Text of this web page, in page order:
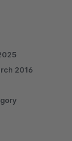
/ deaktivieren
Beschreibung
(Shopware
2016